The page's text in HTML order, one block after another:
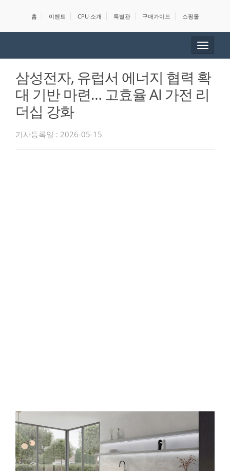
홈 이벤트 CPU 소개 특별관 구매가이드 쇼핑몰
Toggle
삼성전자, 유럽서 에너지 협력 확
대 기반 마련… 고효율 AI 가전 리
더십 강화
기사등록일 : 2026-05-15